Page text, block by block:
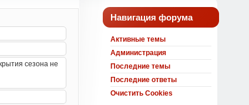
Навигация форума
Активные темы
Администрация
Последние темы
Последние ответы
Очистить Cookies